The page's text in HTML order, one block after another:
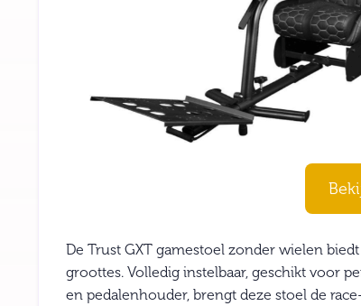
De Trust GXT gamestoel zonder wielen
groottes. Volledig instelbaar, geschikt voor
en pedalenhouder, brengt deze stoel de